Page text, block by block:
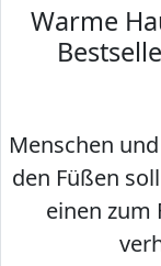
Warme
Menschen
den Füßen
einen zum